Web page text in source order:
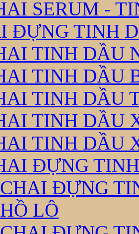
SERUM -
ĐỰNG TINH
TINH DẦU
TINH DẦU
TINH DẦU
TINH DẦU
TINH DẦU
ĐỰNG
CHAI ĐỰNG
HỒ LÔ